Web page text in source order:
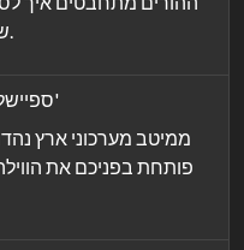
שיעור על החיים עצמם כ' עב'. (שח).
ספיישל ארץ נהדרת - הטורטלים ב'
ממיטב מערכוני ארץ
פותחת בפניכם את